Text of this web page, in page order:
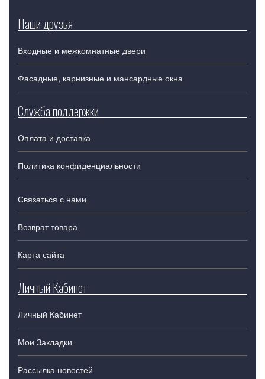
Наши друзья
Входные и межкомнатные двери
Фасадные, карнизные и мансардные окна
Служба поддержки
Оплата и доставка
Политика конфиденциальности
Связаться с нами
Возврат товара
Карта сайта
Личный Кабинет
Личный Кабинет
Мои Закладки
Рассылка новостей